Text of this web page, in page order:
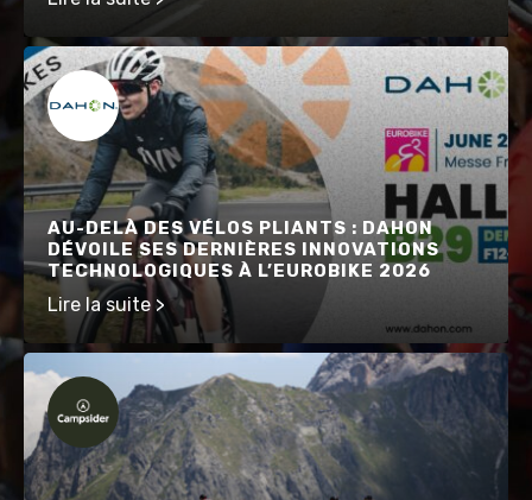
AU-DELÀ DES VÉLOS PLIANTS : DAHON
DÉVOILE SES DERNIÈRES INNOVATIONS
TECHNOLOGIQUES À L’EUROBIKE 2026
Lire la suite >